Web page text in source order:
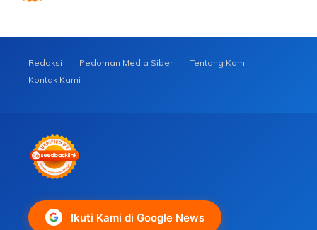
Redaksi Pedoman Media Siber
Tentang Kami
Kontak Kami
Ikuti Kami di Google News